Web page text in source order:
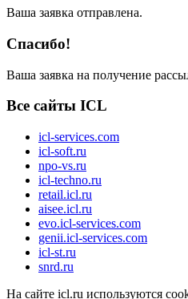
Ваша заявка отправлена.
Спасибо!
Ваша заявка на получение
Все сайты ICL
icl-services.com
icl-soft.ru
npo-vs.ru
icl-techno.ru
retail.icl.ru
aisee.icl.ru
evo.icl-services.com
genii.icl-services.com
icl-st.ru
snrd.ru
На сайте icl.ru используются